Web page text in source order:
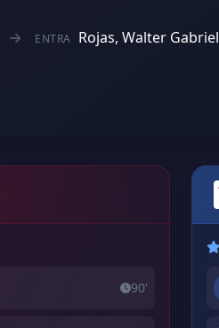
ENTRA Rojas, Walter Gabriel
90'